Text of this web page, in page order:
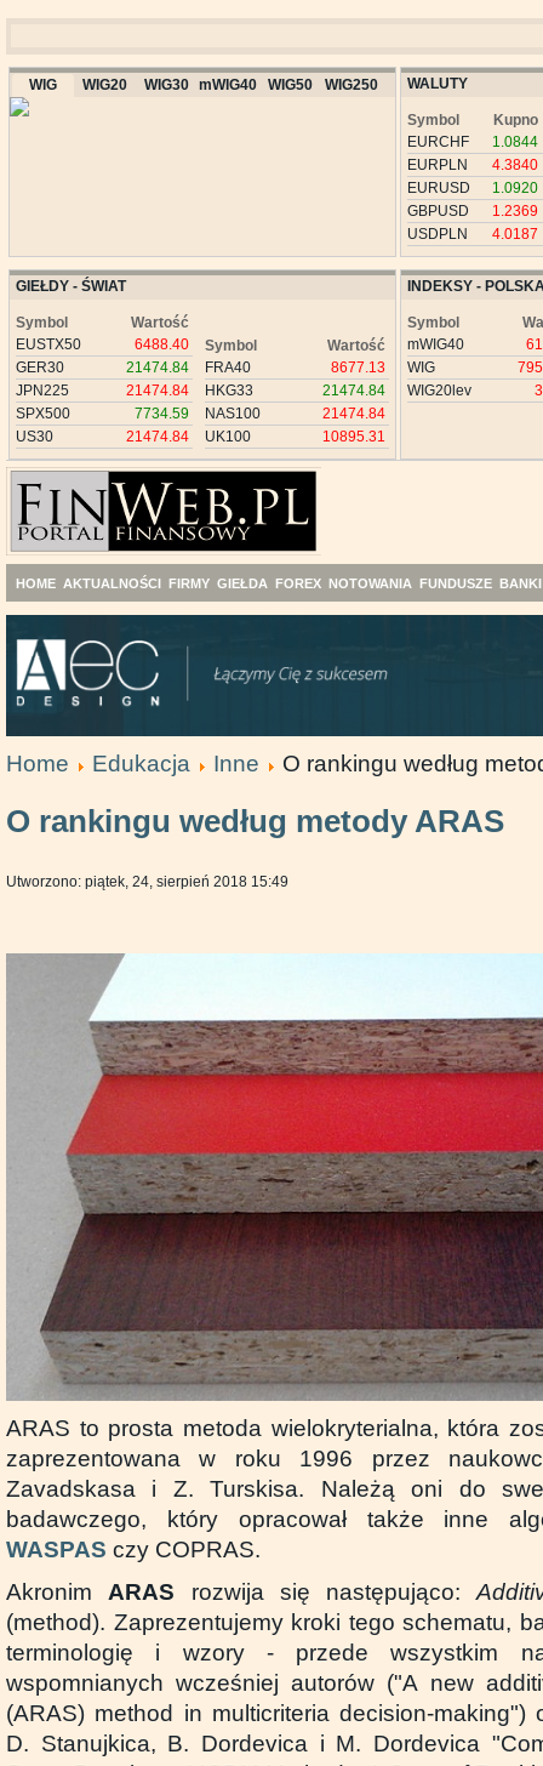
WIG WIG20 WIG30 mWIG40 WIG50 WIG250 WALUTY
Symbol
Kupno
EURCHF
1.0844
EURPLN
4.3840
EURUSD
1.0920
GBPUSD
1.2369
USDPLN
4.0187
GIEŁDY - ŚWIAT
Symbol
Wartość
EUSTX50
6488.40
GER30
21474.84
JPN225
21474.84
SPX500
7734.59
US30
21474.84
Symbol
Wartość
FRA40
8677.13
HKG33
21474.84
NAS100
21474.84
UK100
10895.31
INDEKSY -
Symbol
mWIG40
WIG
WIG20lev
HOME AKTUALNOŚCI FIRMY GIEŁDA FOREX NOTOWANIA FUNDUSZE BANKI
Home Edukacja Inne O rankingu według
O rankingu według metody ARAS
Utworzono: piątek, 24, sierpień 2018 15:49
ARAS to prosta metoda wielokryterialna, która
zaprezentowana w roku 1996 przez
Zavadskasa i Z. Turskisa. Należą oni do
badawczego, który opracował także inne
WASPAS czy COPRAS.
Akronim ARAS rozwija się następująco:
(method). Zaprezentujemy kroki tego schematu,
terminologię i wzory - przede wszystkim
wspomnianych wcześniej autorów ("A new
(ARAS) method in multicriteria decision-making")
D. Stanujkica, B. Dordevica i M. Dordevica